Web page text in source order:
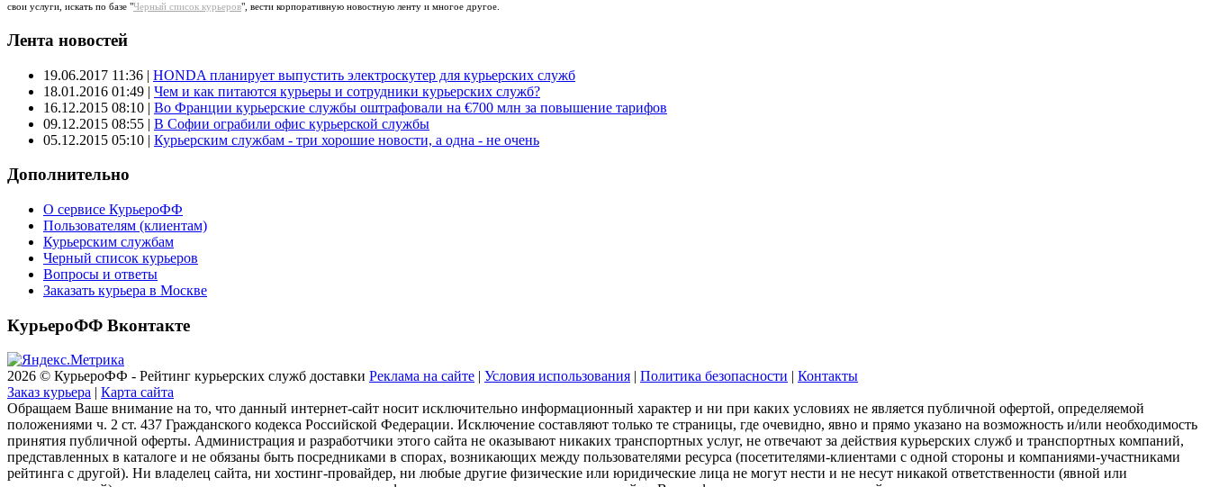
свои услуги, искать по базе "Черный список курьеров", вести корпоративную новостную ленту и многое другое.
Лента новостей
19.06.2017 11:36 | HONDA планирует выпустить электроскутер для курьерских служб
18.01.2016 01:49 | Чем и как питаются курьеры и сотрудники курьерских служб?
16.12.2015 08:10 | Во Франции курьерские службы оштрафовали на €700 млн за повышение тарифов
09.12.2015 08:55 | В Софии ограбили офис курьерской службы
05.12.2015 05:10 | Курьерским службам - три хорошие новости, а одна - не очень
Дополнительно
О сервисе КурьероФФ
Пользователям (клиентам)
Курьерским службам
Черный список курьеров
Вопросы и ответы
Заказать курьера в Москве
КурьероФФ Вконтакте
2026 © КурьероФФ - Рейтинг курьерских служб доставки Реклама на сайте Условия использования Политика безопасности
Контакты
Заказ курьера
Карта сайта
Обращаем Ваше внимание на то, что данный интернет-сайт носит исключительно информационный характер и ни при каких условиях не является публичной офертой, определяемой
положениями ч. 2 ст. 437 Гражданского кодекса Российской Федерации. Исключение составляют только те страницы, где очевидно, явно и прямо указано на возможность и/или необходимость
принятия публичной оферты. Администрация и разработчики этого сайта не оказывают никаких транспортных услуг, не отвечают за действия курьерских служб и транспортных компаний,
представленных в каталоге и не обязаны быть посредниками в спорах, возникающих между пользователями ресурса (посетителями-клиентами с одной стороны и компаниями-участниками
рейтинга с другой). Ни владелец сайта, ни хостинг-провайдер, ни любые другие физические или юридические лица не могут нести и не несут никакой ответственности (явной или